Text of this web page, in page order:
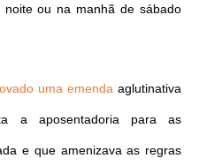
ou na manhã de sábado
uma emenda aglutinativa
a aposentadoria para as
e que amenizava as regras